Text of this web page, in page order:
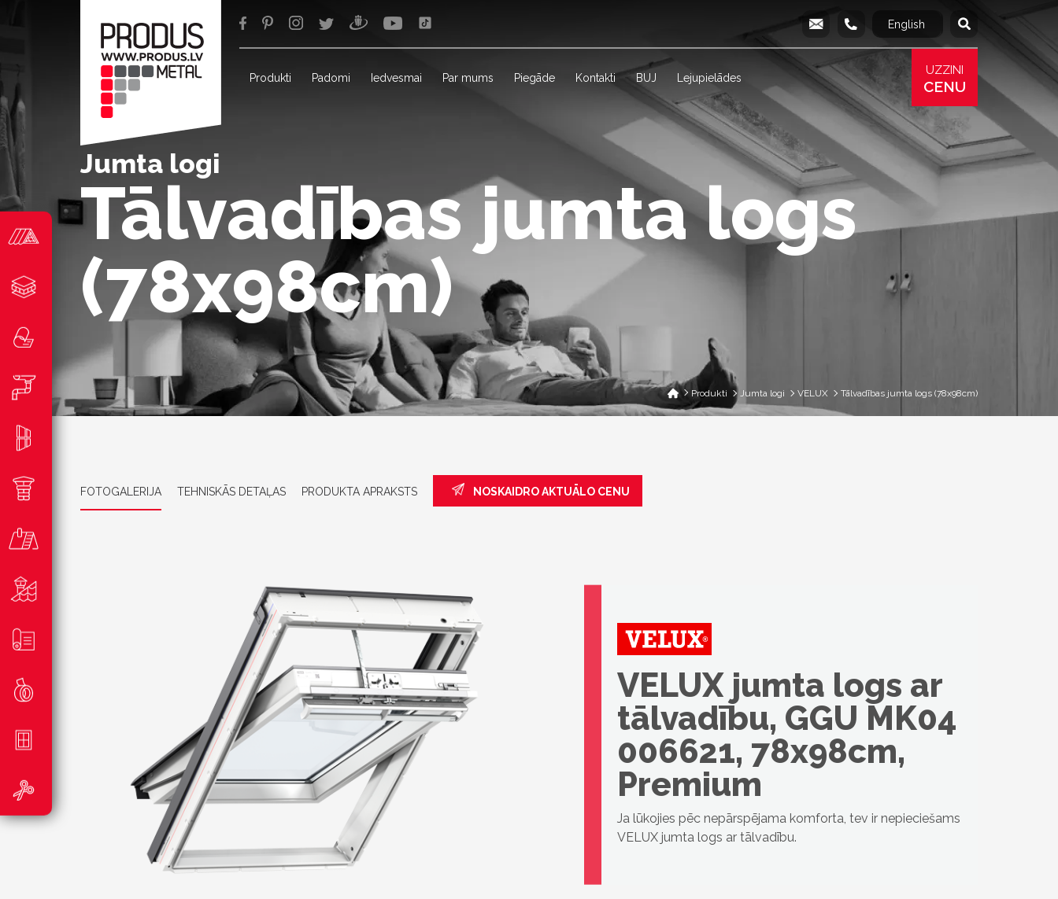
info@produs.lv
277 03 577 277 68 177
English Русский
Produkti Padomi Iedvesmai Par mums Piegāde Kontakti BUJ Lejupielādes
UZZINI
CENU
Jumta logi
Tālvadības jumta logs
(78x98cm)
Produkti Jumta logi VELUX Tālvadības jumta logs (78x98cm)
FOTOGALERIJA TEHNISKĀS DETAĻAS PRODUKTA APRAKSTS NOSKAIDRO AKTUĀLO CENU
VELUX jumta logs ar
tālvadību, GGU MK04
006621, 78x98cm,
Premium
Ja lūkojies pēc nepārspējama komforta, tev ir nepieciešams
VELUX jumta logs ar tālvadību.